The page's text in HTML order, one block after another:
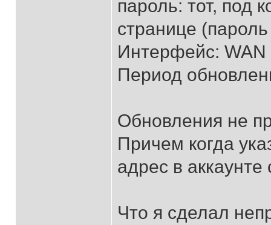
пароль: тот, под
странице (пароль
Интерфейс: WAN
Период
Обновления не
Причем когда
адрес в
Что я сделал